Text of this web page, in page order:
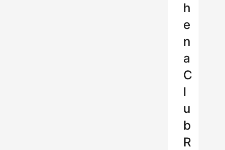
h
e
n
a
C
l
u
b
R